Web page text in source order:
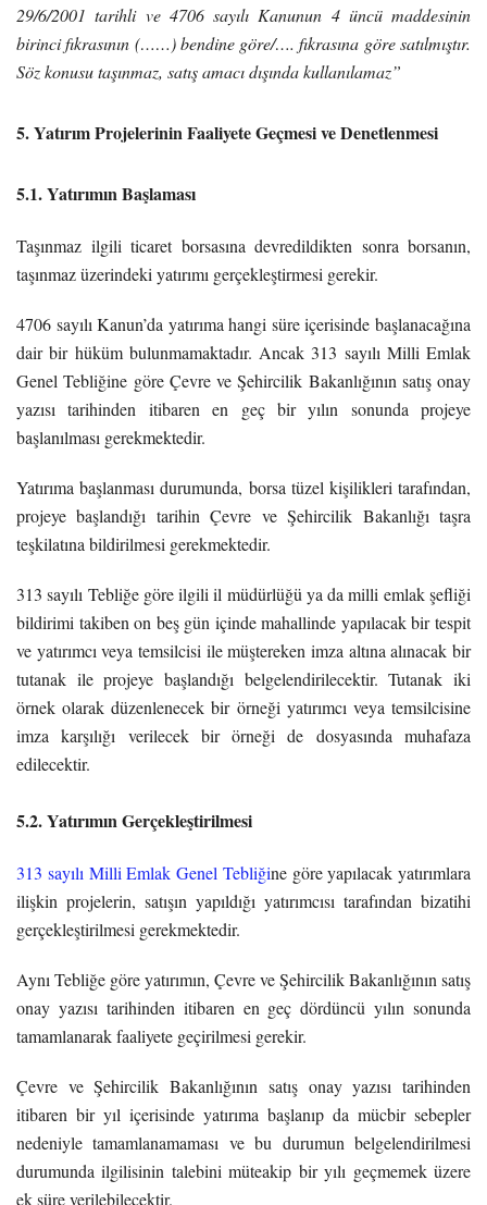
29/6/2001 tarihli ve 4706 sayılı Kanunun 4 üncü maddesinin
birinci fıkrasının (……) bendine göre/…. fıkrasına göre satılmıştır.
Söz konusu taşınmaz, satış amacı dışında kullanılamaz”
5. Yatırım Projelerinin Faaliyete Geçmesi ve Denetlenmesi
5.1. Yatırımın Başlaması
Taşınmaz ilgili ticaret borsasına devredildikten sonra borsanın,
taşınmaz üzerindeki yatırımı gerçekleştirmesi gerekir.
4706 sayılı Kanun’da yatırıma hangi süre içerisinde başlanacağına
dair bir hüküm bulunmamaktadır. Ancak 313 sayılı Milli Emlak
Genel Tebliğine göre Çevre ve Şehircilik Bakanlığının satış onay
yazısı tarihinden itibaren en geç bir yılın sonunda projeye
başlanılması gerekmektedir.
Yatırıma başlanması durumunda, borsa tüzel kişilikleri tarafından,
projeye başlandığı tarihin Çevre ve Şehircilik Bakanlığı taşra
teşkilatına bildirilmesi gerekmektedir.
313 sayılı Tebliğe göre ilgili il müdürlüğü ya da milli emlak şefliği
bildirimi takiben on beş gün içinde mahallinde yapılacak bir tespit
ve yatırımcı veya temsilcisi ile müştereken imza altına alınacak bir
tutanak ile projeye başlandığı belgelendirilecektir. Tutanak iki
örnek olarak düzenlenecek bir örneği yatırımcı veya temsilcisine
imza karşılığı verilecek bir örneği de dosyasında muhafaza
edilecektir.
5.2. Yatırımın Gerçekleştirilmesi
313 sayılı Milli Emlak Genel Tebliğine göre yapılacak yatırımlara
ilişkin projelerin, satışın yapıldığı yatırımcısı tarafından bizatihi
gerçekleştirilmesi gerekmektedir.
Aynı Tebliğe göre yatırımın, Çevre ve Şehircilik Bakanlığının satış
onay yazısı tarihinden itibaren en geç dördüncü yılın sonunda
tamamlanarak faaliyete geçirilmesi gerekir.
Çevre ve Şehircilik Bakanlığının satış onay yazısı tarihinden
itibaren bir yıl içerisinde yatırıma başlanıp da mücbir sebepler
nedeniyle tamamlanamaması ve bu durumun belgelendirilmesi
durumunda ilgilisinin talebini müteakip bir yılı geçmemek üzere
ek süre verilebilecektir.